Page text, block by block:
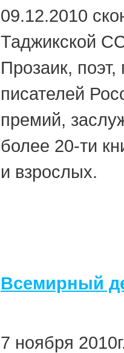
09.12.2010
Таджикской
Прозаик,
писателей
премий,
более 20-ти
и взрослых.
Всемирный
7 ноября